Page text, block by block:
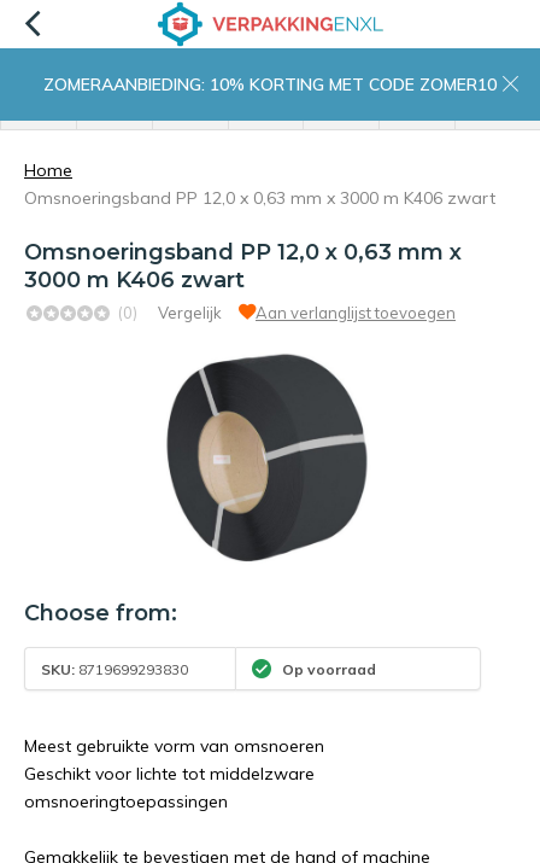
ZOMERAANBIEDING: 10% KORTING MET CODE ZOMER10
Home
Omsnoeringsband PP 12,0 x 0,63 mm x 3000 m K406 zwart
Omsnoeringsband PP 12,0 x 0,63 mm x
3000 m K406 zwart
(0) Vergelijk Aan verlanglijst toevoegen
Choose from:
SKU: 8719699293830 Op voorraad
Meest gebruikte vorm van omsnoeren
Geschikt voor lichte tot middelzware
omsnoeringtoepassingen
Gemakkelijk te bevestigen met de hand of machine